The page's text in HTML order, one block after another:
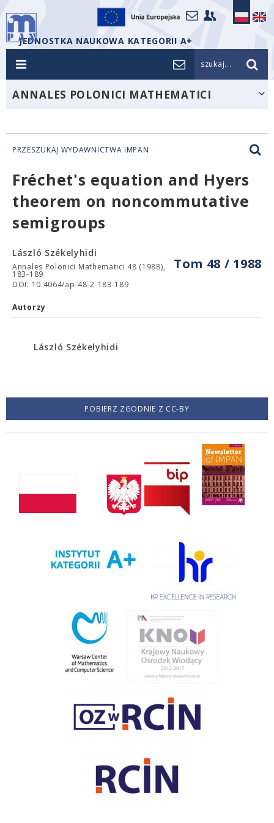
JEDNOSTKA NAUKOWA KATEGORII A+
szukaj...
ANNALES POLONICI MATHEMATICI
PRZESZUKAJ WYDAWNICTWA IMPAN
Fréchet's equation and Hyers
theorem on noncommutative
semigroups
Tom 48 / 1988
László Székelyhidi
Annales Polonici Mathematici 48 (1988),
183-189
DOI: 10.4064/ap-48-2-183-189
Autorzy
László Székelyhidi
POBIERZ ZGODNIE Z CC-BY